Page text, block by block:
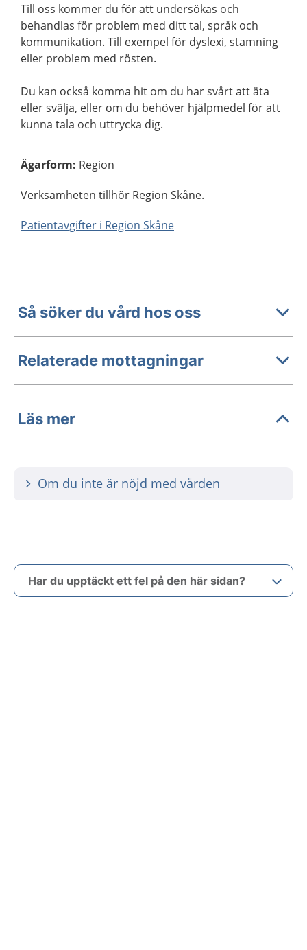
Till oss kommer du för att undersökas och
behandlas för problem med ditt tal, språk och
kommunikation. Till exempel för dyslexi, stamning
eller problem med rösten.
Du kan också komma hit om du har svårt att äta
eller svälja, eller om du behöver hjälpmedel för att
kunna tala och uttrycka dig.
Ägarform: Region
Verksamheten tillhör Region Skåne.
Patientavgifter i Region Skåne
Så söker du vård hos oss
Relaterade mottagningar
Läs mer
Om du inte är nöjd med vården
Har du upptäckt ett fel på den här sidan?